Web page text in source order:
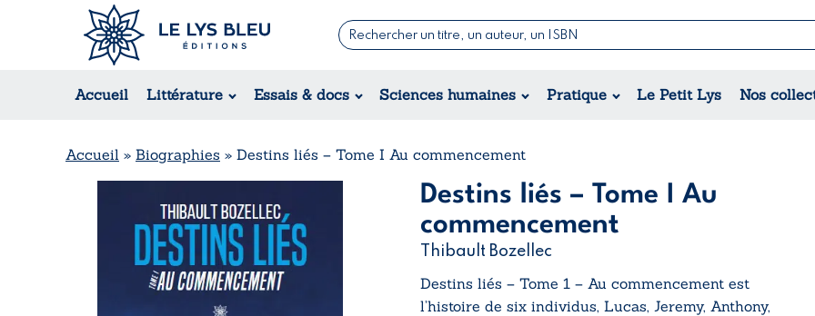
Accueil Littérature Essais & docs Sciences humaines Pratique Le Petit Lys Nos
Romans
Suspense / Thriller / Policier
Romance
Régional
Jeunesse
Théâtre
Accueil » Biographies » Destins liés – Tome I Au commencement
Destins liés – Tome I Au
commencement
Thibault Bozellec
Destins liés – Tome 1 – Au commencement est
l’histoire de six individus, Lucas, Jeremy, Anthony,